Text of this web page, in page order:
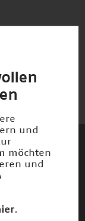
und
und
möchten
und
.